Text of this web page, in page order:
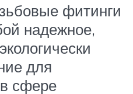
фитинги
надежное,
для
сфере